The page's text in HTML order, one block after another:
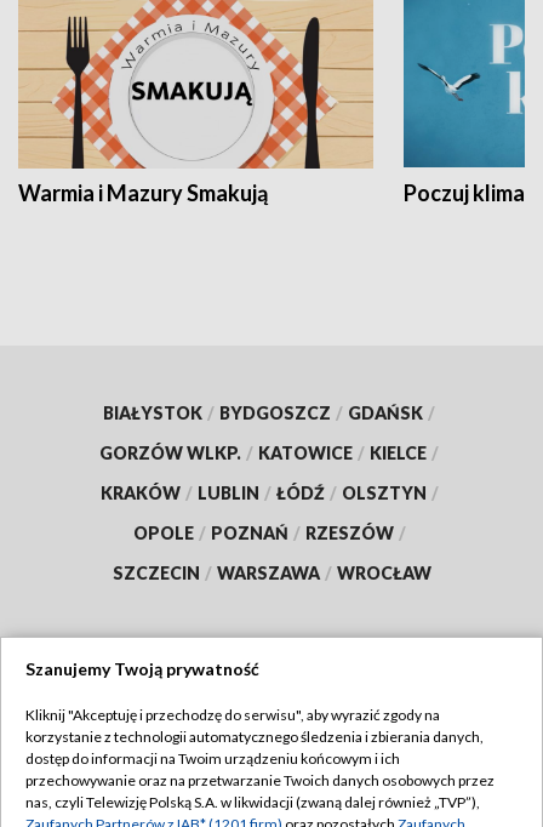
Warmia i Mazury Smakują Poczuj klimat
BIAŁYSTOK / BYDGOSZCZ / GDAŃSK /
GORZÓW WLKP. / KATOWICE / KIELCE /
KRAKÓW / LUBLIN / ŁÓDŹ / OLSZTYN /
OPOLE / POZNAŃ / RZESZÓW /
SZCZECIN / WARSZAWA / WROCŁAW
TVP
Abonament TVP
Emisja w TVP
Regulamin TVP
Szanujemy Twoją prywatność
Kliknij "Akceptuję i przechodzę do serwisu", aby wyrazić zgody na
korzystanie z technologii automatycznego śledzenia i zbierania danych,
dostęp do informacji na Twoim urządzeniu końcowym i ich
przechowywanie oraz na przetwarzanie Twoich danych osobowych przez
nas, czyli Telewizję Polską S.A. w likwidacji (zwaną dalej również „TVP”),